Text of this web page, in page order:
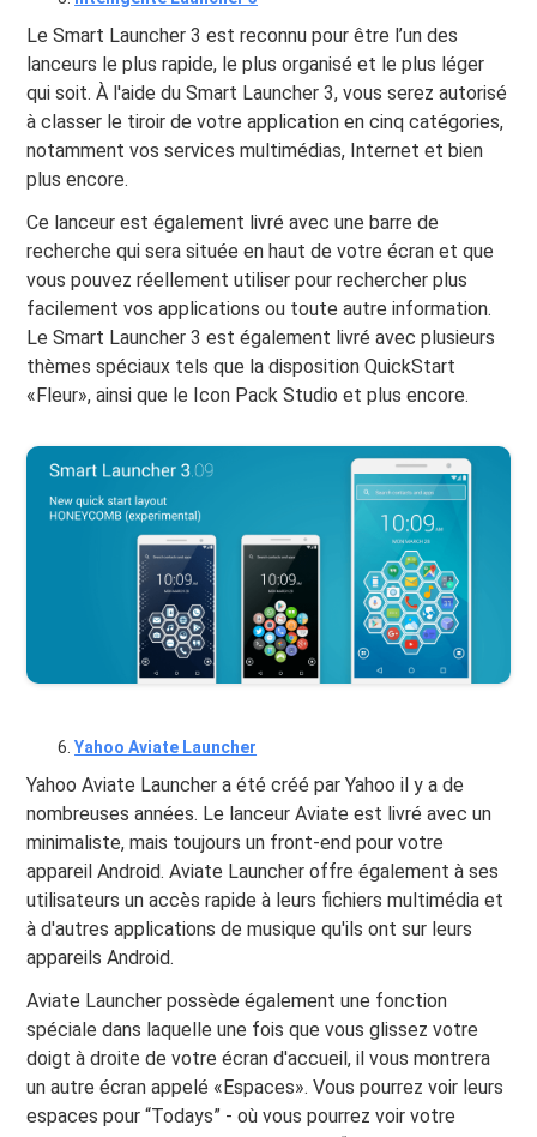
Le Smart Launcher 3 est reconnu pour être l’un des
lanceurs le plus rapide, le plus organisé et le plus léger
qui soit. À l'aide du Smart Launcher 3, vous serez autorisé
à classer le tiroir de votre application en cinq catégories,
notamment vos services multimédias, Internet et bien
plus encore.
Ce lanceur est également livré avec une barre de
recherche qui sera située en haut de votre écran et que
vous pouvez réellement utiliser pour rechercher plus
facilement vos applications ou toute autre information.
Le Smart Launcher 3 est également livré avec plusieurs
thèmes spéciaux tels que la disposition QuickStart
«Fleur», ainsi que le Icon Pack Studio et plus encore.
Yahoo Aviate Launcher
Yahoo Aviate Launcher a été créé par Yahoo il y a de
nombreuses années. Le lanceur Aviate est livré avec un
minimaliste, mais toujours un front-end pour votre
appareil Android. Aviate Launcher offre également à ses
utilisateurs un accès rapide à leurs fichiers multimédia et
à d'autres applications de musique qu'ils ont sur leurs
appareils Android.
Aviate Launcher possède également une fonction
spéciale dans laquelle une fois que vous glissez votre
doigt à droite de votre écran d'accueil, il vous montrera
un autre écran appelé «Espaces». Vous pourrez voir leurs
espaces pour “Todays” - où vous pourrez voir votre